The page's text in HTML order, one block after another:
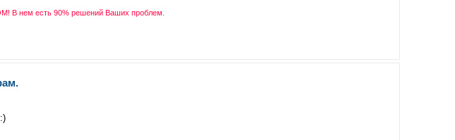
В нем есть 90% решений Ваших проблем.